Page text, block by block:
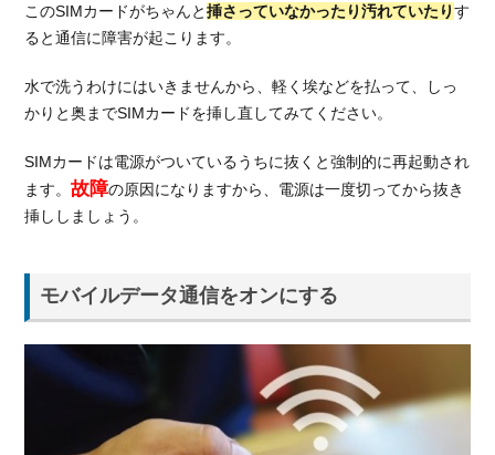
このSIMカードがちゃんと挿さっていなかったり汚れていたりす
ると通信に障害が起こります。
水で洗うわけにはいきませんから、軽く埃などを払って、しっ
かりと奥までSIMカードを挿し直してみてください。
SIMカードは電源がついているうちに抜くと強制的に再起動され
ます。故障の原因になりますから、電源は一度切ってから抜き
挿ししましょう。
モバイルデータ通信をオンにする